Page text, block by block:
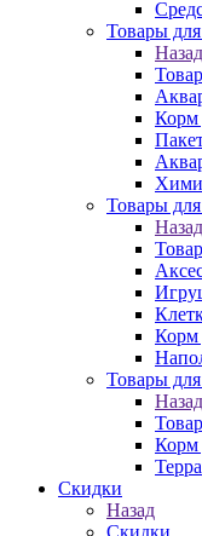
Товары
Назад
Корм
Товары
Назад
Корм
Товары
Назад
Корм
Скидки
Назад
Скидки